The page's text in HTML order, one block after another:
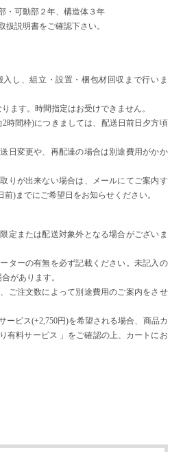
・可動部２年、構造体３年
説明書をご確認下さい。
し、組立・設置・梱包材回収まで行いま
ます。時間指定はお受けできません。
時間枠)につきましては、配送日前日夕方頃
日変更や、再配達の場合は別途費用がかか
りが出来ない場合は、メールにてご案内す
)までにご希望日をお知らせください。
定または配送対象外となる場合がございま
ターの有無を必ず記載ください。未記入の
があります。
ご注文数によって別途費用のご案内をさせ
ビス(+2,750円)を希望される場合、商品カ
有料サービス 」をご確認の上、カートにお